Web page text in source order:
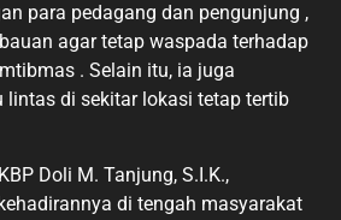
para pedagang dan pengunjung ,
agar tetap waspada terhadap
. Selain itu, ia juga
lintas di sekitar lokasi tetap tertib
Doli M. Tanjung, S.I.K.,
di tengah masyarakat